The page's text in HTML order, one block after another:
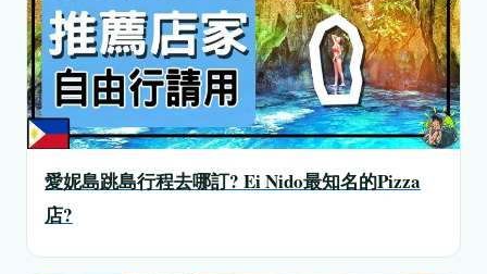
愛妮島跳島行程去哪訂? Ei Nido最知名的Pizza
店?